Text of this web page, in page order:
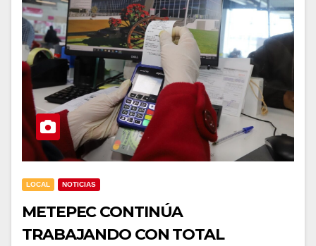
LOCAL NOTICIAS
METEPEC CONTINÚA
TRABAJANDO CON TOTAL